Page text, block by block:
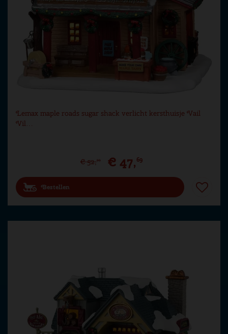
Lemax maple roads sugar shack verlicht kersthuisje Vail
Vil…
€ 52,99 € 47,69
Bestellen